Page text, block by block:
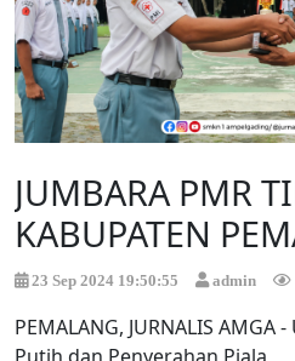
JUMBARA PMR
KABUPATEN
23 Sep 2024 19:50:55 admin
PEMALANG, JURNALIS
Putih dan Penyerahan Piala